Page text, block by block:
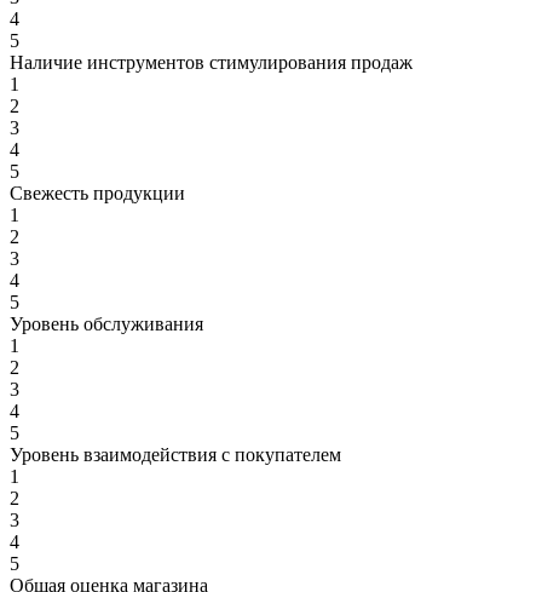
4
5
Наличие инструментов стимулирования продаж
1
2
3
4
5
Свежесть продукции
1
2
3
4
5
Уровень обслуживания
1
2
3
4
5
Уровень взаимодействия с покупателем
1
2
3
4
5
Общая оценка магазина